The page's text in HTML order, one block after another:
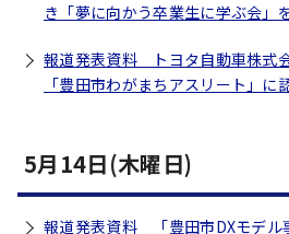
き「夢に向かう卒業生に学ぶ会」
報道発表資料 トヨタ自動車株式
「豊田市わがまちアスリート」に
5月14日(木曜日)
報道発表資料 「豊田市DXモデル